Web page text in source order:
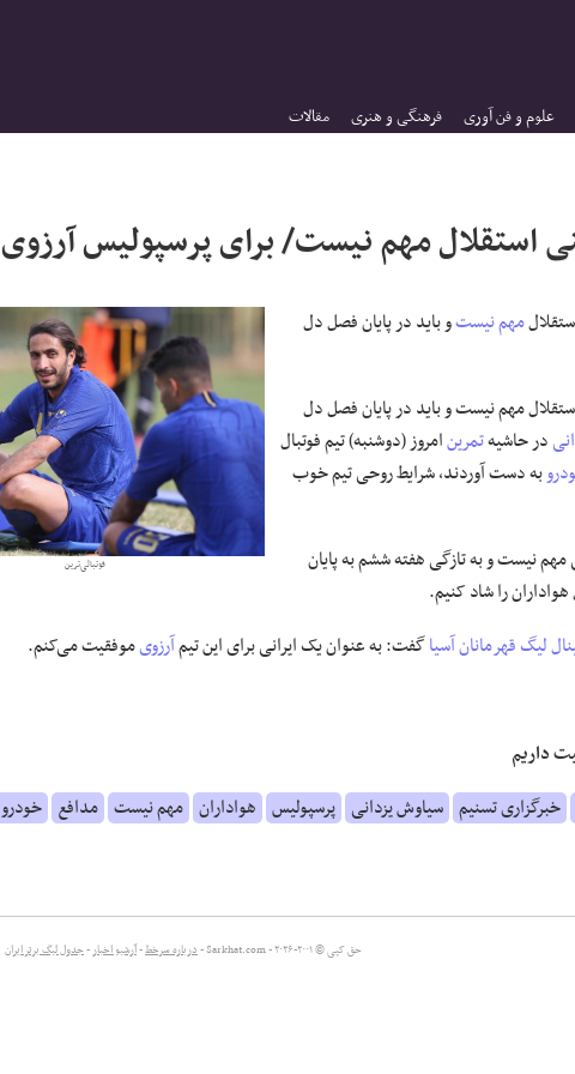
علوم و فن آوری فرهنگی و هنری مقالات
استقلال مهم نیست/ برای پرسپولیس آرزوی
فوتبالی‌ترین
مهم نیستو باید در پایان فصل دل
مهم نیست و باید در پایان فصل دل
در حاشیهتمرینامروز (دوشنبه) تیم فوتبال
به دست آوردند، شرایط روحی تیم خوب
نیست و به تازگی هفته ششم به پایان
را شاد کنیم.
لیگ قهرمانان آسیاگفت: به عنوان یک ایرانی برای این تیمآرزویموفقیت می‌کنم.‌
داریم
خبرگزاری تسنیم سیاوش یزدانی پرسپولیس هواداران مهم نیست مدافع خودرو
حق کپی © ۲۰۰۱-۲۰۲۶ - Sarkhat.com - درباره سرخط-آرشیو اخبار-جدول لیگ برتر ایران